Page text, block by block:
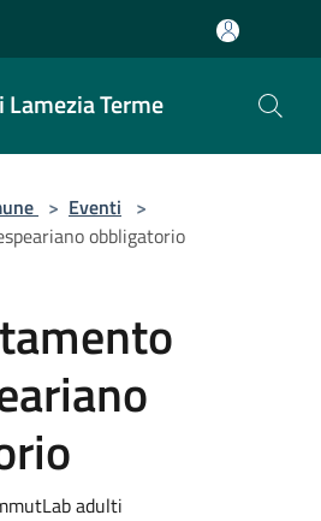
Lamezia Terme
> Eventi >
obbligatorio
adulti